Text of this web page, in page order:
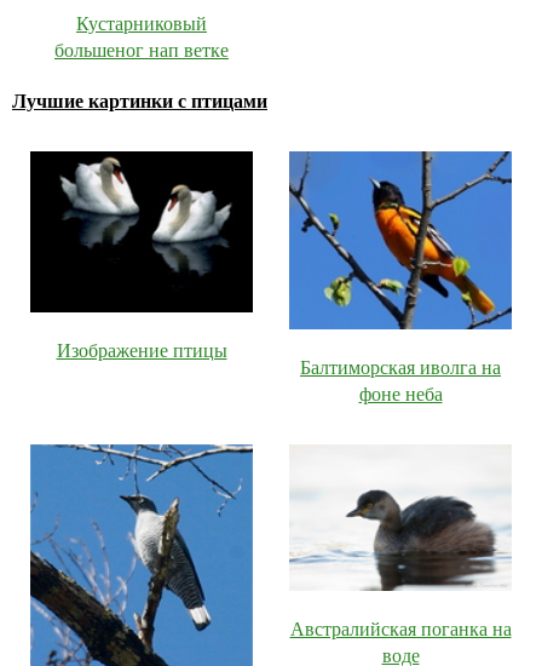
Кустарниковый
большеног нап ветке
Лучшие картинки с птицами
Изображение птицы
Балтиморская иволга на
фоне неба
Австралийская поганка на
воде